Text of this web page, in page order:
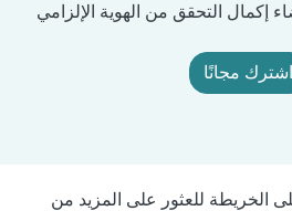
إكمال التحقق من الهوية الإلزامي
اشترك مجانًا
الخريطة للعثور على المزيد من